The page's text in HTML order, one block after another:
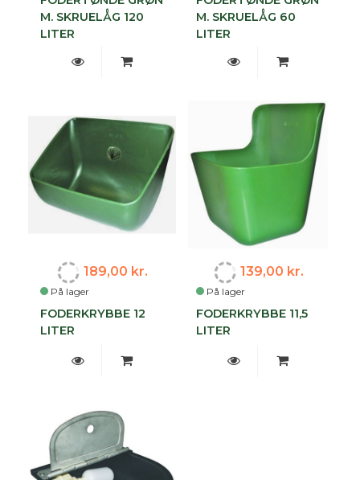
M. SKRUELÅG 120
LITER
M. SKRUELÅG 60
LITER
På lager
189,00 kr.
FODERKRYBBE 12
LITER
På lager
139,00 kr.
FODERKRYBBE 11,5
LITER